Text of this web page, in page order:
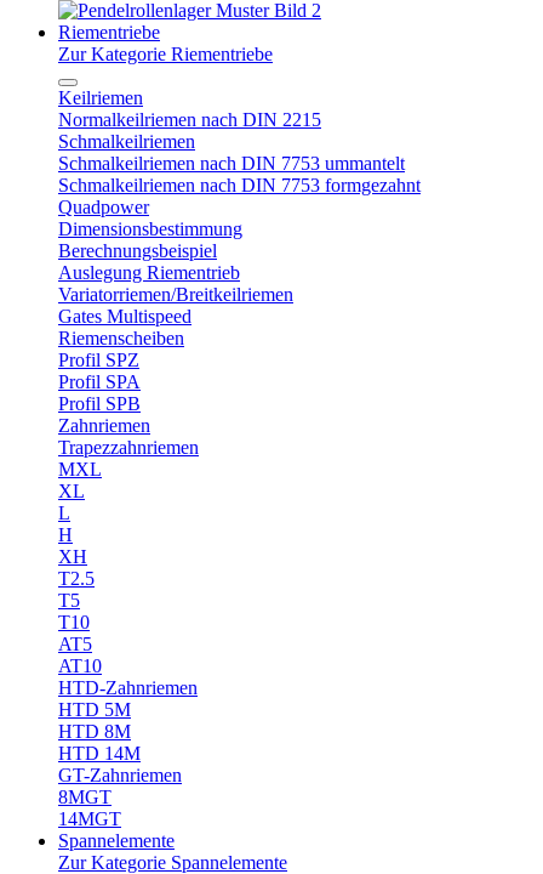
Riementriebe
Zur Kategorie Riementriebe
Keilriemen
Normalkeilriemen nach DIN 2215
Schmalkeilriemen
Schmalkeilriemen nach DIN 7753 ummantelt
Schmalkeilriemen nach DIN 7753 formgezahnt
Quadpower
Dimensionsbestimmung
Berechnungsbeispiel
Auslegung Riementrieb
Variatorriemen/Breitkeilriemen
Gates Multispeed
Riemenscheiben
Profil SPZ
Profil SPA
Profil SPB
Zahnriemen
Trapezzahnriemen
MXL
XL
L
H
XH
T2.5
T5
T10
AT5
AT10
HTD-Zahnriemen
HTD 5M
HTD 8M
HTD 14M
GT-Zahnriemen
8MGT
14MGT
Spannelemente
Zur Kategorie Spannelemente